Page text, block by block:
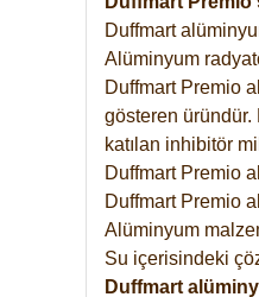
Duffmart
Alüminyum
Duffmart Premio
gösteren üründür.
katılan inhibitör
Duffmart Premio
Duffmart Premio
Alüminyum
Su içerisindeki
Duffmart